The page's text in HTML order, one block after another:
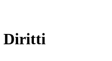
Diritti